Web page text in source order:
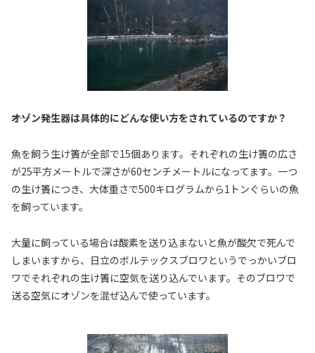
――オゾン発生器は具体的にどんな使い方をされているのですか？
魚を飼う生け簀が全部で15個あります。それぞれの生け簀の広さ
が25平方メートルで深さが60センチメートルになってます。一つ
の生け簀につき、大体重さで500キログラムから1トンぐらいの魚
を飼っています。
大量に飼っている場合は酸素を送り込まないと魚が酸欠で死んで
しまいますから、日立のボルテックスブロワというでっかいブロ
ワでそれぞれの生け簀に空気を送り込んでいます。そのブロワで
送る空気にオゾンを混ぜ込んで使っています。